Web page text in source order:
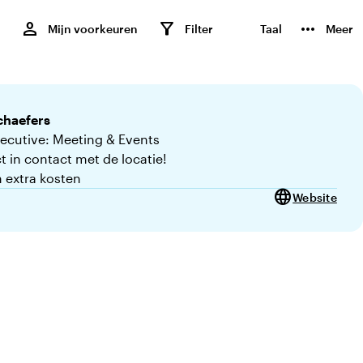
Mijn voorkeuren
person Filter
filter_alt Taal Meer
more_horiz
Meeting & Events
in contact met de locatie!
extra kosten
languageWebsite